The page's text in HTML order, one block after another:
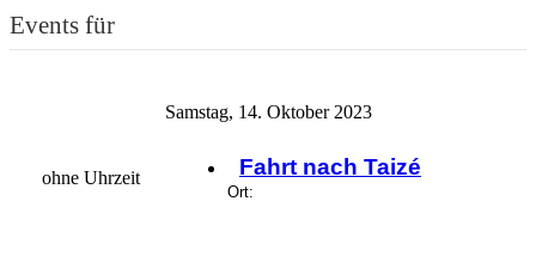
Events für
Samstag, 14. Oktober 2023
ohne Uhrzeit Fahrt nach Taizé
Ort: